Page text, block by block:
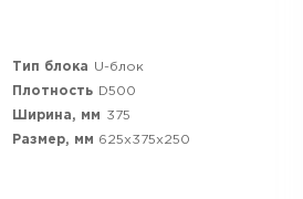
Тип блока
U-блок
Плотность
D500
Ширина, мм
375
Размер, мм 625х375х250